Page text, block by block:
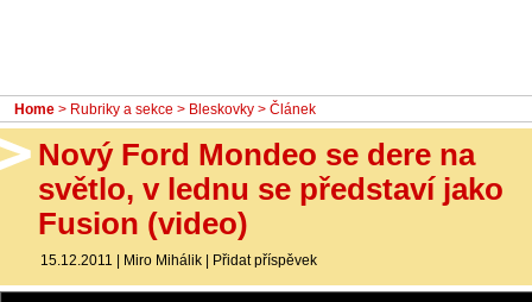
Home > Rubriky a sekce > Bleskovky > Článek
Nový Ford Mondeo se dere na
světlo, v lednu se představí jako
Fusion (video)
15.12.2011 | Miro Mihálik | Přidat příspěvek